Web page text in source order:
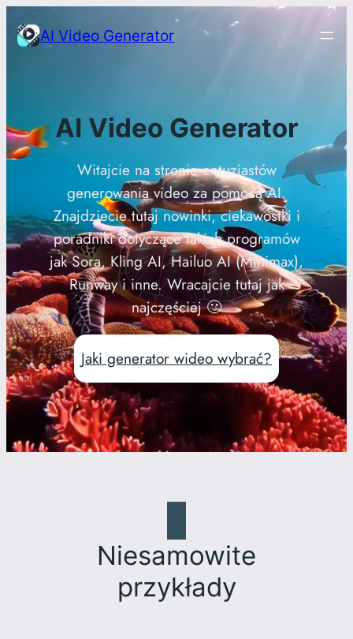
do
AI Video Generator
AI Video Generator
Witajcie na stronie entuzjastów
generowania video za pomocą AI.
Znajdziecie tutaj nowinki, ciekawostki i
poradniki dotyczące takich programów
jak Sora, Kling AI, Hailuo AI (Minimax),
Runway i inne. Wracajcie tutaj jak
najczęściej 🙂
Jaki generator wideo wybrać?
Niesamowite
przykłady